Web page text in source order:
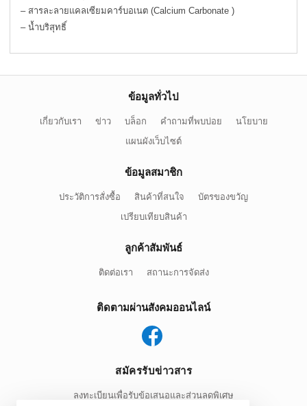
– สารละลายแคลเซียมคาร์บอเนต (Calcium Carbonate )
– น้ำบริสุทธิ์
ข้อมูลทั่วไป
เกี่ยวกับเรา ข่าว บล็อก คำถามที่พบบ่อย
นโยบาย
แผนผังเว็บไซต์
ข้อมูลสมาชิก
ประวัติการสั่งซื้อ สินค้าที่สนใจ
บัตรของขวัญ
เปรียบเทียบสินค้า
ลูกค้าสัมพันธ์
ติดต่อเรา สถานะการจัดส่ง
ติดตามผ่านสังคมออนไลน์
สมัครรับข่าวสาร
ลงทะเบียนเพื่อรับข้อเสนอและส่วนลดพิเศษ